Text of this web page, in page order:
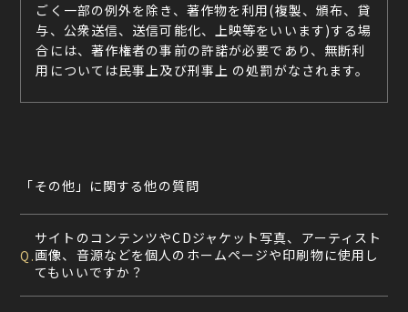
ごく一部の例外を除き、著作物を利用(複製、頒布、貸
与、公衆送信、送信可能化、上映等をいいます)する場
合には、著作権者の事前の許諾が必要であり、無断利
用については民事上及び刑事上 の処罰がなされます。
「その他」に関する他の質問
Q.
サイトのコンテンツやCDジャケット写真、アーティスト
画像、音源などを個人のホームページや印刷物に使用し
てもいいですか？